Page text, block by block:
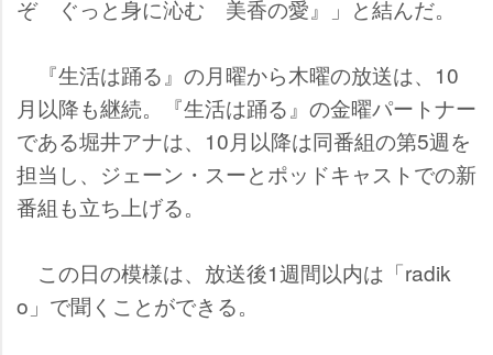
ぞ ぐっと身に沁む 美香の愛』」と結んだ。
『生活は踊る』の月曜から木曜の放送は、10
月以降も継続。『生活は踊る』の金曜パートナー
である堀井アナは、10月以降は同番組の第5週を
担当し、ジェーン・スーとポッドキャストでの新
番組も立ち上げる。
この日の模様は、放送後1週間以内は「radik
o」で聞くことができる。